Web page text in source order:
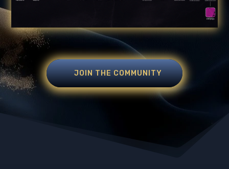
JOIN THE COMMUNITY